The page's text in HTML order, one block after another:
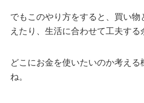
でもこのやり方をすると、買い物
えたり、生活に合わせて工夫する
どこにお金を使いたいのか考える
ね。